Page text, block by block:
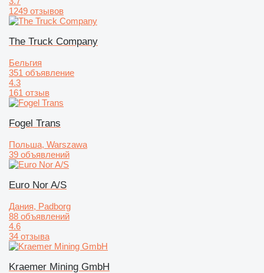
1249 отзывов
The Truck Company
Бельгия
351 объявление
4.3
161 отзыв
Fogel Trans
Польша, Warszawa
39 объявлений
Euro Nor A/S
Дания, Padborg
88 объявлений
4.6
34 отзыва
Kraemer Mining GmbH